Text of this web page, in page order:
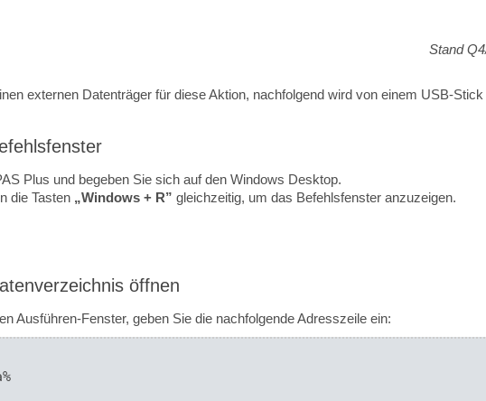
Stand
externen Datenträger für diese Aktion, nachfolgend wird von einem USB-Stick
Plus und begeben Sie sich auf den Windows Desktop.
die Tasten „Windows + R” gleichzeitig, um das Befehlsfenster anzuzeigen.
öffnen
Ausführen-Fenster, geben Sie die nachfolgende Adresszeile ein: